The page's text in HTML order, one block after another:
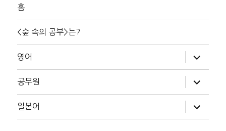
홈
<숲 속의 공부>는?
영어
위
메
확
장
공무원
위
메
확
장
일본어
위
메